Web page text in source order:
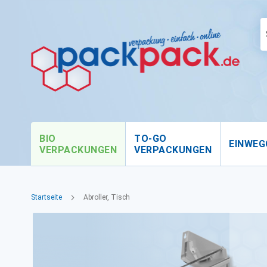
BIO
VERPACKUNGEN
TO-GO
VERPACKUNGEN
Startseite Abroller, Tisch